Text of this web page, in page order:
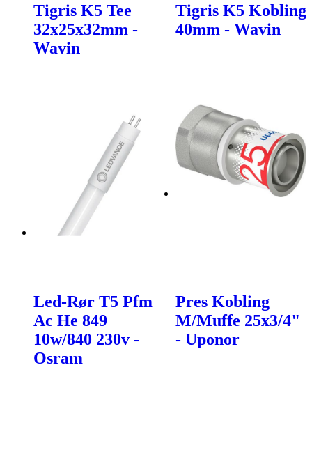
Tigris K5 Tee
32x25x32mm -
Wavin
Tigris K5 Kobling
40mm - Wavin
Led-Rør T5 Pfm
Ac He 849
10w/840 230v -
Osram
Pres Kobling
M/Muffe 25x3/4"
- Uponor